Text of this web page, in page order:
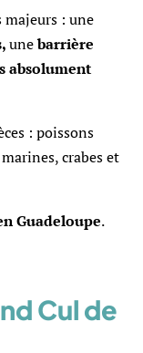
majeurs : une
unebarrière
absolument
: poissons
crabes et
Guadeloupe.
Cul de